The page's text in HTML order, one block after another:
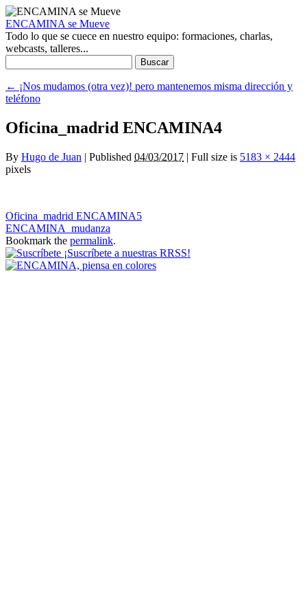
ENCAMINA se Mueve
Todo lo que se cuece en nuestro equipo: formaciones, charlas,
webcasts, talleres...
← ¡Nos mudamos (otra vez)! pero mantenemos misma dirección y
teléfono
Oficina_madrid ENCAMINA4
By Hugo de Juan | Published 04/03/2017 | Full size is 5183 × 2444
pixels
Oficina_madrid ENCAMINA5
ENCAMINA_mudanza
Bookmark the permalink.
¡Suscríbete a nuestras RRSS!